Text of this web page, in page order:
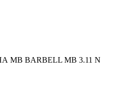
BARBELL MB 3.11 N